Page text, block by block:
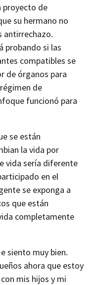
proyecto de
su hermano no
antirrechazo.
probando si las
compatibles se
de órganos para
de
funcionó para
se están
la vida por
vida sería diferente
en el
se exponga a
que están
completamente
siento muy bien.
ahora que estoy
mis hijos y mi